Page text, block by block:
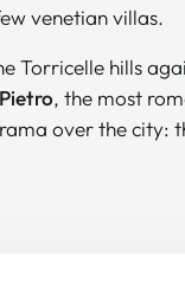
venetian villas.
Torricelle hills
, the most
over the city: